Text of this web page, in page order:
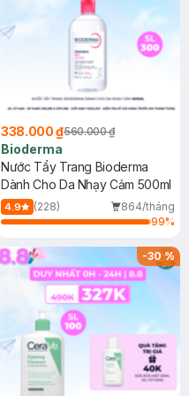
338.000 ₫560.000 ₫
Bioderma
Nước Tẩy Trang Bioderma
Dành Cho Da Nhạy Cảm 500ml
4.9 (228)
864/tháng
99%
-30%